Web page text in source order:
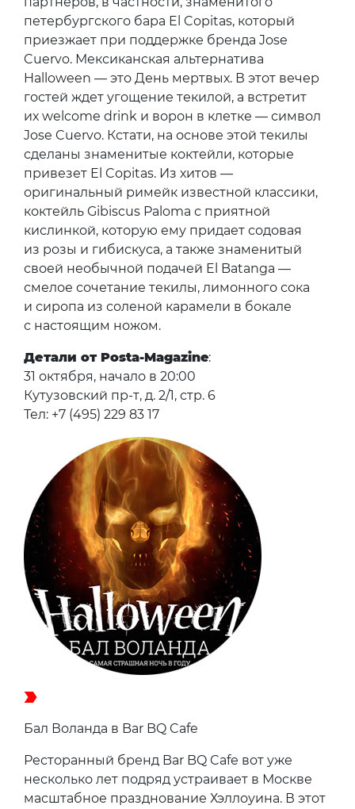
петербургского бара El Copitas, который
приезжает при поддержке бренда Jose
Cuervo. Мексиканская альтернатива
Halloween — это День мертвых. В этот вечер
гостей ждет угощение текилой, а встретит
их welcome drink и ворон в клетке — символ
Jose Cuervo. Кстати, на основе этой текилы
сделаны знаменитые коктейли, которые
привезет El Copitas. Из хитов —
оригинальный римейк известной классики,
коктейль Gibiscus Paloma с приятной
кислинкой, которую ему придает содовая
из розы и гибискуса, а также знаменитый
своей необычной подачей El Batanga —
смелое сочетание текилы, лимонного сока
и сиропа из соленой карамели в бокале
с настоящим ножом.
Детали от Posta-Magazine:
31 октября, начало в 20:00
Кутузовский пр-т, д. 2/1, стр. 6
Тел: +7 (495) 229 83 17
Бал Воланда в Bar BQ Cafe
Ресторанный бренд Bar BQ Cafе вот уже
несколько лет подряд устраивает в Москве
масштабное празднование Хэллоуина. В этот